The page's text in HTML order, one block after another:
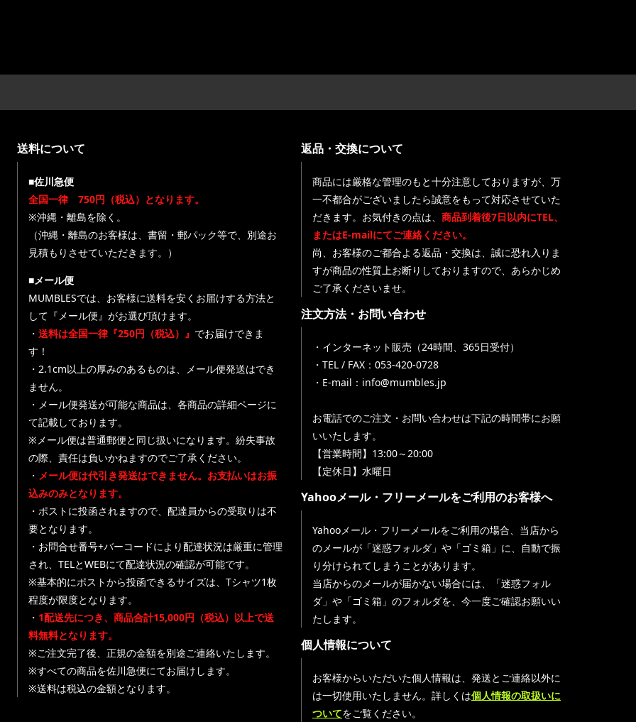
送料について
■佐川急便
全国一律 750円（税込）となります。
※沖縄・離島を除く。
（沖縄・離島のお客様は、書留・郵パック等で、別途お
見積もりさせていただきます。）
■メール便
MUMBLESでは、お客様に送料を安くお届けする方法と
して『メール便』がお選び頂けます。
・ 送料は全国一律『250円（税込）』 でお届けできま
す！
・2.1cm以上の厚みのあるものは、メール便発送はでき
ません。
・メール便発送が可能な商品は、各商品の詳細ページに
て記載しております。
※メール便は普通郵便と同じ扱いになります。紛失事故
の際、責任は負いかねますのでご了承ください。
・ メール便は代引き発送はできません。お支払いはお振
込みのみとなります。
・ポストに投函されますので、配達員からの受取りは不
要となります。
・お問合せ番号+バーコードにより配達状況は厳重に管理
され、TELとWEBにて配達状況の確認が可能です。
※基本的にポストから投函できるサイズは、Tシャツ1枚
程度が限度となります。
・ 1配送先につき、商品合計15,000円（税込）以上で送
料無料となります。
※ご注文完了後、正規の金額を別途ご連絡いたします。
※すべての商品を佐川急便にてお届けします。
※送料は税込の金額となります。
返品・交換について
商品には厳格な管理のもと十分注意しておりますが、万
一不都合がございましたら誠意をもって対応させていた
だきます。お気付きの点は、 商品到着後7日以内にTEL、
またはE-mailにてご連絡ください。
尚、お客様のご都合よる返品・交換は、誠に恐れ入りま
すが商品の性質上お断りしておりますので、あらかじめ
ご了承くださいませ。
注文方法・お問い合わせ
・インターネット販売（24時間、365日受付）
・TEL / FAX：053-420-0728
・E-mail：info@mumbles.jp
お電話でのご注文・お問い合わせは下記の時間帯にお願
いいたします。
【営業時間】13:00～20:00
【定休日】水曜日
Yahooメール・フリーメールをご利用のお客様へ
Yahooメール・フリーメールをご利用の場合、当店から
のメールが「迷惑フォルダ」や「ゴミ箱」に、自動で振
り分けられてしまうことがあります。
当店からのメールが届かない場合には、「迷惑フォル
ダ」や「ゴミ箱」のフォルダを、今一度ご確認お願いい
たします。
個人情報について
お客様からいただいた個人情報は、発送とご連絡以外に
は一切使用いたしません。詳しくは個人情報の取扱いに
ついてをご覧ください。